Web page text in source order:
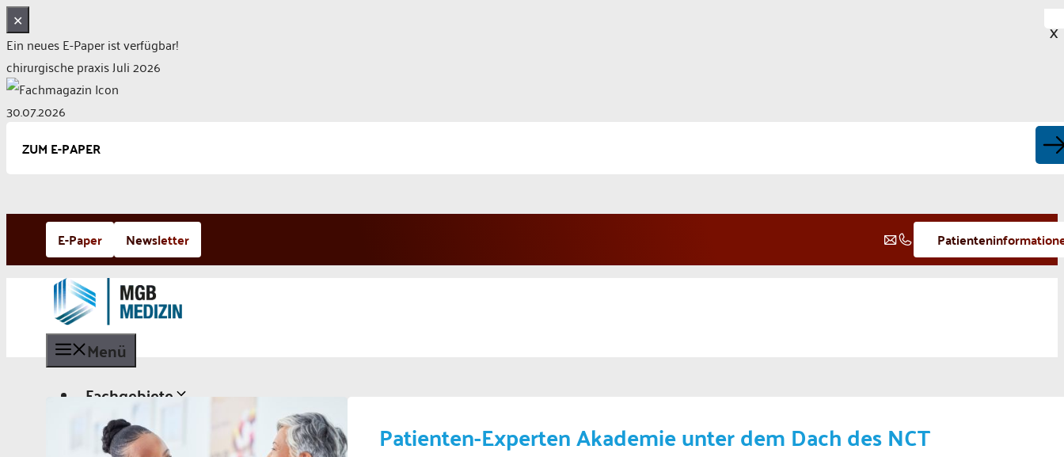
✕
Ein neues E-Paper ist verfügbar!
chirurgische praxis Juli 2026
30.07.2026
ZUM E-PAPER
springen
E-Paper Newsletter
Menü
Fachgebiete
Allgemeinmedizin
Chirurgie
Patienten-Experten Akademie unter dem Dach des NCT
X